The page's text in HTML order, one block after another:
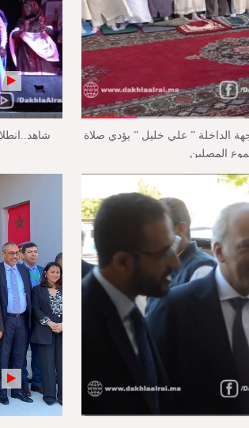
الداخلة ” علي خليل ” يؤدي صلاة
المصلين